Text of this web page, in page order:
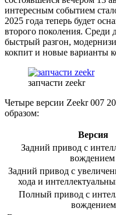
интересным событием
2025 года теперь будет
второго поколения. Среди
быстрый разгон,
кокпит и новые варианты
запчасти zeekr
Четыре версии Zeekr 007
образом:
Версия
Задний привод с
вождением
Задний привод с
хода и
Полный привод с
вождением